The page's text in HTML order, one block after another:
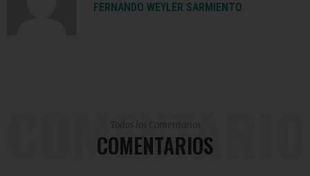
FERNANDO WEYLER SARMIENTO
COMENTARIOS